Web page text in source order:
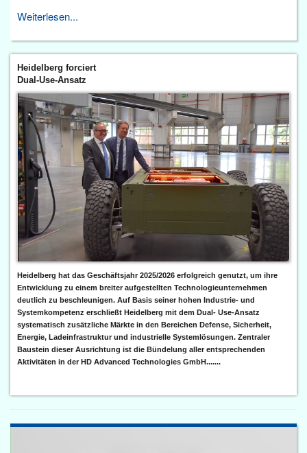
Weiterlesen...
Heidelberg forciert
Dual-Use-Ansatz
Heidelberg hat das Geschäftsjahr 2025/2026 erfolgreich genutzt, um ihre
Entwicklung zu einem breiter aufgestellten Technologieunternehmen
deutlich zu beschleunigen. Auf Basis seiner hohen Industrie- und
Systemkompetenz erschließt Heidelberg mit dem Dual- Use-Ansatz
systematisch zusätzliche Märkte in den Bereichen Defense, Sicherheit,
Energie, Ladeinfrastruktur und industrielle Systemlösungen. Zentraler
Baustein dieser Ausrichtung ist die Bündelung aller entsprechenden
Aktivitäten in der HD Advanced Technologies GmbH.......